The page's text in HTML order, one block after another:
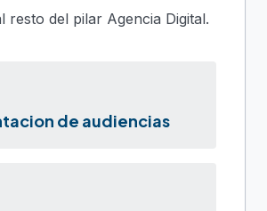
resto del pilar Agencia Digital.
de audiencias